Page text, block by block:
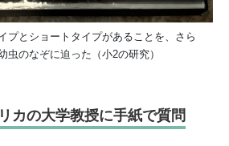
プとショートタイプがあることを、さら
虫のなぞに迫った（小2の研究）
カの大学教授に手紙で質問